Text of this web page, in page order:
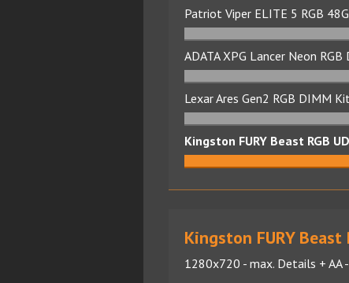
Patriot Viper ELITE 5 RGB
ADATA XPG Lancer Neon
Lexar Ares Gen2 RGB DIMM
Kingston FURY Beast RGB
Kingston FURY
1280x720 - max. Details + AA